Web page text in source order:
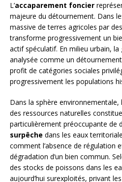
L’accaparement foncier
majeure du détournement. Dans
massive de terres agricoles par
transforme progressivement un
actif spéculatif. En milieu urbain, la
analysée comme un
profit de catégories sociales
progressivement les populations
Dans la sphère environnementale,
des ressources naturelles
particulièrement préoccupante de
surpêche dans les eaux
comment l’absence de régulation
dégradation d’un bien commun.
des stocks de poissons dans les
aujourd’hui surexploités, privant